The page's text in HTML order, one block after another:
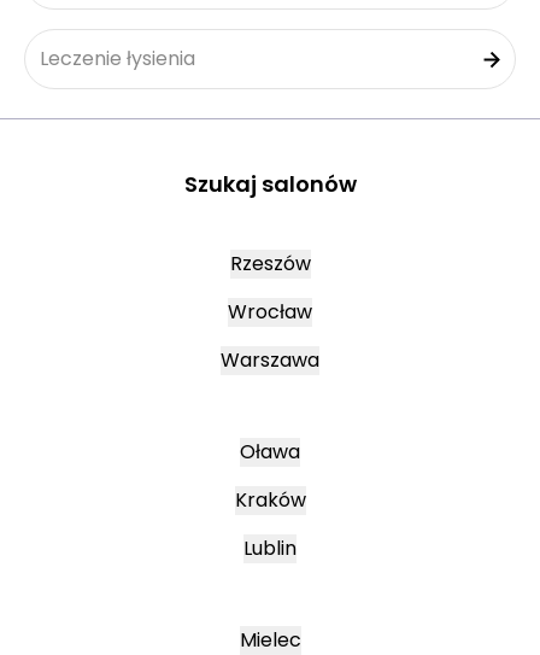
Leczenie łysienia
Szukaj salonów
Rzeszów
Wrocław
Warszawa
Oława
Kraków
Lublin
Mielec